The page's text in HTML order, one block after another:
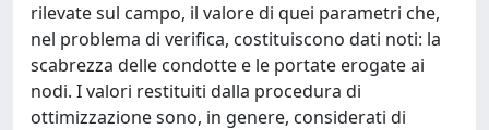
rilevate sul campo, il valore di quei parametri che,
nel problema di verifica, costituiscono dati noti: la
scabrezza delle condotte e le portate erogate ai
nodi. I valori restituiti dalla procedura di
ottimizzazione sono, in genere, considerati di